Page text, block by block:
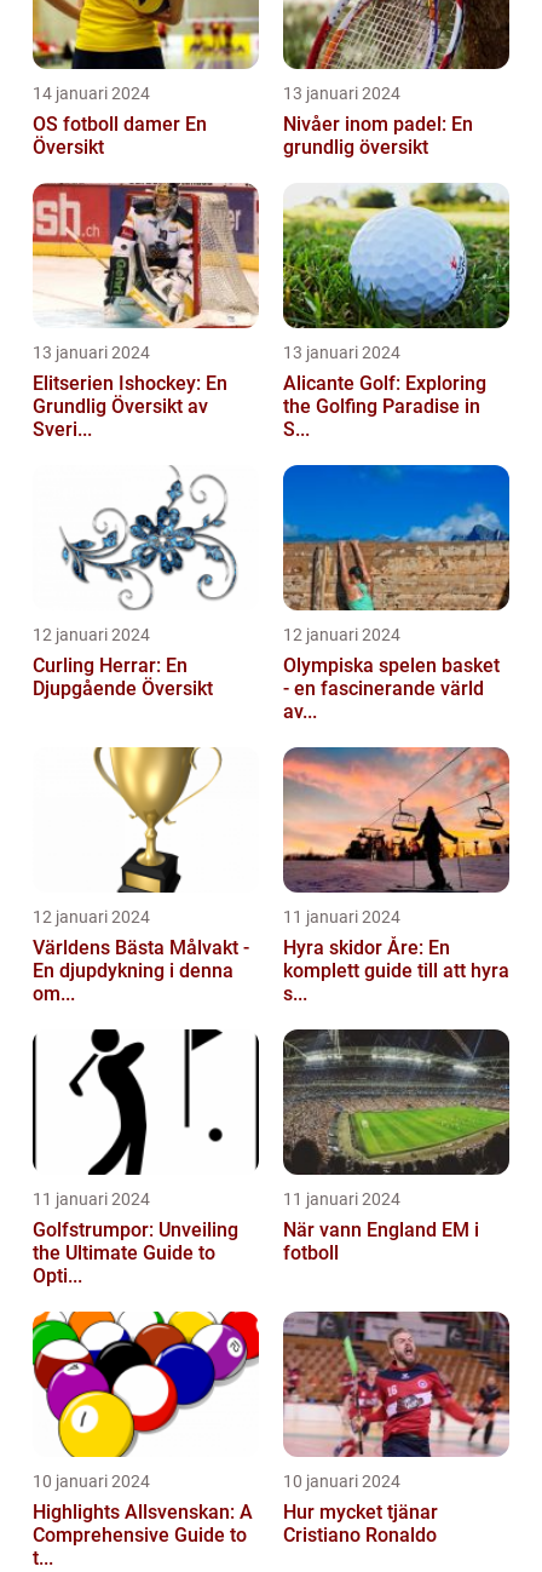
14 januari 2024
OS fotboll damer En
Översikt
13 januari 2024
Nivåer inom padel: En
grundlig översikt
13 januari 2024
Elitserien Ishockey: En
Grundlig Översikt av
Sveri...
13 januari 2024
Alicante Golf: Exploring
the Golfing Paradise in
S...
12 januari 2024
Curling Herrar: En
Djupgående Översikt
12 januari 2024
Olympiska spelen basket
- en fascinerande värld
av...
12 januari 2024
Världens Bästa Målvakt -
En djupdykning i denna
om...
11 januari 2024
Hyra skidor Åre: En
komplett guide till att hyra
s...
11 januari 2024
Golfstrumpor: Unveiling
the Ultimate Guide to
Opti...
11 januari 2024
När vann England EM i
fotboll
10 januari 2024
Highlights Allsvenskan: A
Comprehensive Guide to
t...
10 januari 2024
Hur mycket tjänar
Cristiano Ronaldo